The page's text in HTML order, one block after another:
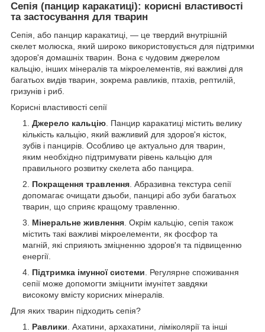
Сепія (панцир каракатиці): корисні властивості
та застосування для тварин
Сепія, або панцир каракатиці, — це твердий внутрішній
скелет молюска, який широко використовується для підтримки
здоров'я домашніх тварин. Вона є чудовим джерелом
кальцію, інших мінералів та мікроелементів, які важливі для
багатьох видів тварин, зокрема равликів, птахів, рептилій,
гризунів і риб.
Корисні властивості сепії
Джерело кальцію . Панцир каракатиці містить велику
кількість кальцію, який важливий для здоров'я кісток,
зубів і панцирів. Особливо це актуально для тварин,
яким необхідно підтримувати рівень кальцію для
правильного розвитку скелета або панцира.
Покращення травлення . Абразивна текстура сепії
допомагає очищати дзьоби, панцирі або зуби багатьох
тварин, що сприяє кращому травленню.
Мінеральне живлення . Окрім кальцію, сепія також
містить такі важливі мікроелементи, як фосфор та
магній, які сприяють зміцненню здоров'я та підвищенню
енергії.
Підтримка імунної системи . Регулярне споживання
сепії може допомогти зміцнити імунітет завдяки
високому вмісту корисних мінералів.
Для яких тварин підходить сепія?
Равлики . Ахатини, архахатини, ліміколярії та інші